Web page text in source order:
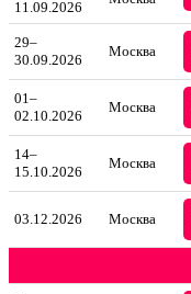
11.09.2026
29–
30.09.2026
Москва
01–
02.10.2026
Москва
14–
15.10.2026
Москва
03.12.2026 Москва